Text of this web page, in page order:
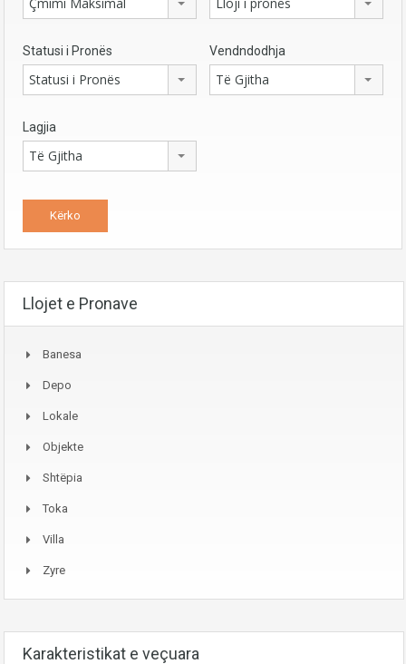
Statusi i Pronës
Statusi i Pronës
Vendndodhja
Të Gjitha
Lagjia
Të Gjitha
Llojet e Pronave
Banesa
Depo
Lokale
Objekte
Shtëpia
Toka
Villa
Zyre
Karakteristikat e veçuara